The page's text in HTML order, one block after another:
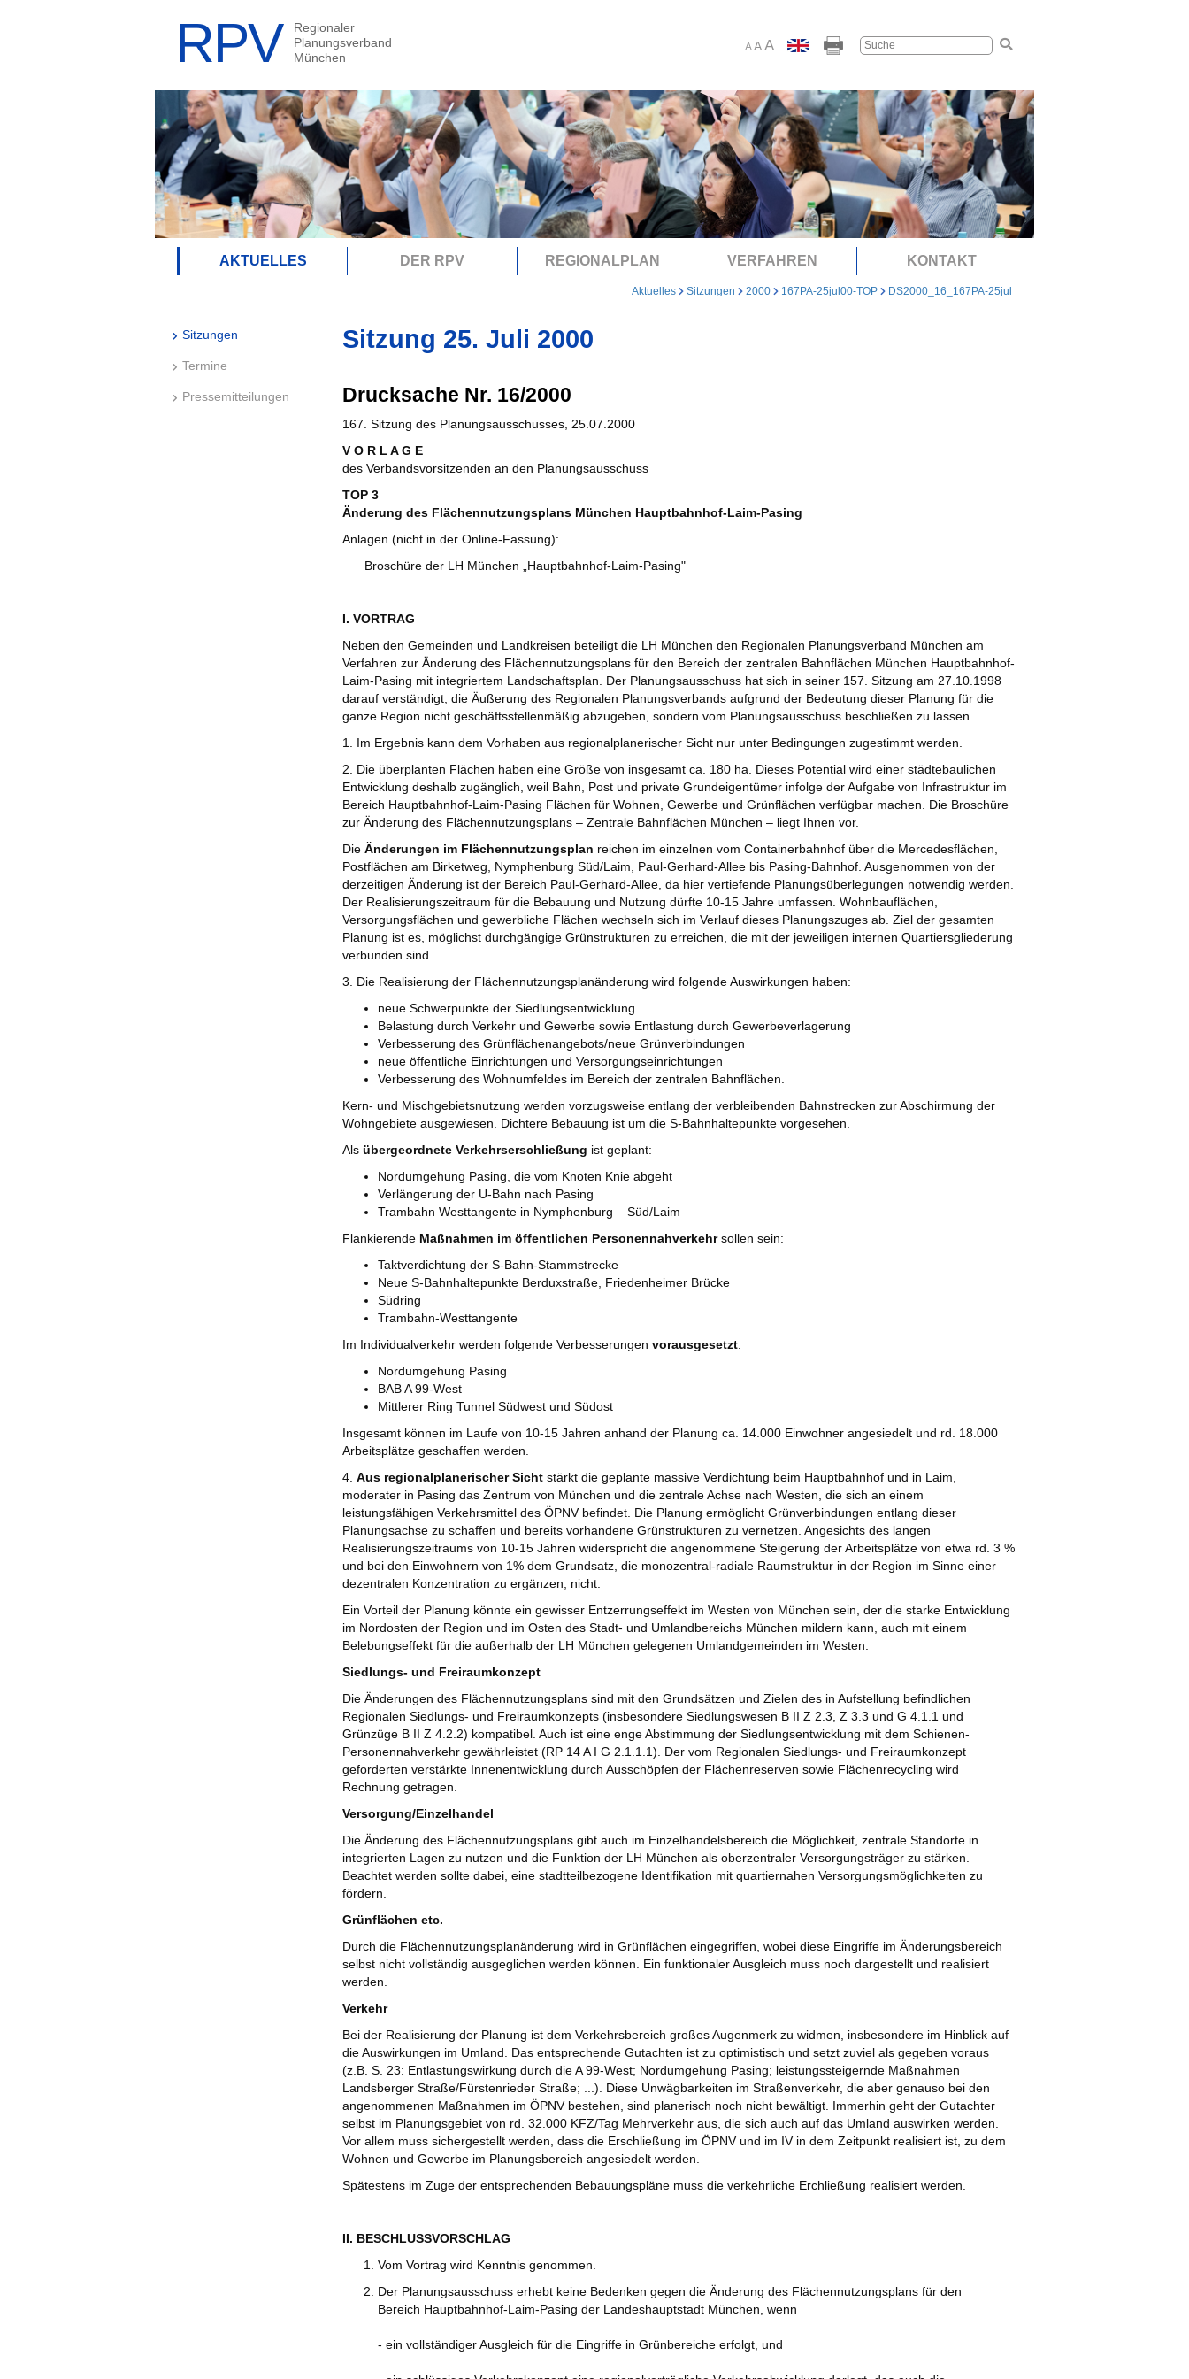
A AA
AKTUELLES DER RPV REGIONALPLAN VERFAHREN KONTAKT
Aktuelles Sitzungen 2000 167PA-25jul00-TOP DS2000_16_167PA-25jul
Sitzungen
Termine
Pressemitteilungen
Sitzung 25. Juli 2000
Drucksache Nr. 16/2000
167. Sitzung des Planungsausschusses, 25.07.2000
V O R L A G E
des Verbandsvorsitzenden an den Planungsausschuss
TOP 3
Änderung des Flächennutzungsplans München Hauptbahnhof-Laim-Pasing
Anlagen (nicht in der Online-Fassung):
Broschüre der LH München „Hauptbahnhof-Laim-Pasing"
I. VORTRAG
Neben den Gemeinden und Landkreisen beteiligt die LH München den Regionalen Planungsverband München am
Verfahren zur Änderung des Flächennutzungsplans für den Bereich der zentralen Bahnflächen München Hauptbahnhof-
Laim-Pasing mit integriertem Landschaftsplan. Der Planungsausschuss hat sich in seiner 157. Sitzung am 27.10.1998
darauf verständigt, die Äußerung des Regionalen Planungsverbands aufgrund der Bedeutung dieser Planung für die
ganze Region nicht geschäftsstellenmäßig abzugeben, sondern vom Planungsausschuss beschließen zu lassen.
1. Im Ergebnis kann dem Vorhaben aus regionalplanerischer Sicht nur unter Bedingungen zugestimmt werden.
2. Die überplanten Flächen haben eine Größe von insgesamt ca. 180 ha. Dieses Potential wird einer städtebaulichen
Entwicklung deshalb zugänglich, weil Bahn, Post und private Grundeigentümer infolge der Aufgabe von Infrastruktur im
Bereich Hauptbahnhof-Laim-Pasing Flächen für Wohnen, Gewerbe und Grünflächen verfügbar machen. Die Broschüre
zur Änderung des Flächennutzungsplans – Zentrale Bahnflächen München – liegt Ihnen vor.
Die Änderungen im Flächennutzungsplan reichen im einzelnen vom Containerbahnhof über die Mercedesflächen,
Postflächen am Birketweg, Nymphenburg Süd/Laim, Paul-Gerhard-Allee bis Pasing-Bahnhof. Ausgenommen von der
derzeitigen Änderung ist der Bereich Paul-Gerhard-Allee, da hier vertiefende Planungsüberlegungen notwendig werden.
Der Realisierungszeitraum für die Bebauung und Nutzung dürfte 10-15 Jahre umfassen. Wohnbauflächen,
Versorgungsflächen und gewerbliche Flächen wechseln sich im Verlauf dieses Planungszuges ab. Ziel der gesamten
Planung ist es, möglichst durchgängige Grünstrukturen zu erreichen, die mit der jeweiligen internen Quartiersgliederung
verbunden sind.
3. Die Realisierung der Flächennutzungsplanänderung wird folgende Auswirkungen haben:
neue Schwerpunkte der Siedlungsentwicklung
Belastung durch Verkehr und Gewerbe sowie Entlastung durch Gewerbeverlagerung
Verbesserung des Grünflächenangebots/neue Grünverbindungen
neue öffentliche Einrichtungen und Versorgungseinrichtungen
Verbesserung des Wohnumfeldes im Bereich der zentralen Bahnflächen.
Kern- und Mischgebietsnutzung werden vorzugsweise entlang der verbleibenden Bahnstrecken zur Abschirmung der
Wohngebiete ausgewiesen. Dichtere Bebauung ist um die S-Bahnhaltepunkte vorgesehen.
Als übergeordnete Verkehrserschließung ist geplant:
Nordumgehung Pasing, die vom Knoten Knie abgeht
Verlängerung der U-Bahn nach Pasing
Trambahn Westtangente in Nymphenburg – Süd/Laim
Flankierende Maßnahmen im öffentlichen Personennahverkehrsollen sein:
Taktverdichtung der S-Bahn-Stammstrecke
Neue S-Bahnhaltepunkte Berduxstraße, Friedenheimer Brücke
Südring
Trambahn-Westtangente
Im Individualverkehr werden folgende Verbesserungen vorausgesetzt:
Nordumgehung Pasing
BAB A 99-West
Mittlerer Ring Tunnel Südwest und Südost
Insgesamt können im Laufe von 10-15 Jahren anhand der Planung ca. 14.000 Einwohner angesiedelt und rd. 18.000
Arbeitsplätze geschaffen werden.
4. Aus regionalplanerischer Sichtstärkt die geplante massive Verdichtung beim Hauptbahnhof und in Laim,
moderater in Pasing das Zentrum von München und die zentrale Achse nach Westen, die sich an einem
leistungsfähigen Verkehrsmittel des ÖPNV befindet. Die Planung ermöglicht Grünverbindungen entlang dieser
Planungsachse zu schaffen und bereits vorhandene Grünstrukturen zu vernetzen. Angesichts des langen
Realisierungszeitraums von 10-15 Jahren widerspricht die angenommene Steigerung der Arbeitsplätze von etwa rd. 3 %
und bei den Einwohnern von 1% dem Grundsatz, die monozentral-radiale Raumstruktur in der Region im Sinne einer
dezentralen Konzentration zu ergänzen, nicht.
Ein Vorteil der Planung könnte ein gewisser Entzerrungseffekt im Westen von München sein, der die starke Entwicklung
im Nordosten der Region und im Osten des Stadt- und Umlandbereichs München mildern kann, auch mit einem
Belebungseffekt für die außerhalb der LH München gelegenen Umlandgemeinden im Westen.
Siedlungs- und Freiraumkonzept
Die Änderungen des Flächennutzungsplans sind mit den Grundsätzen und Zielen des in Aufstellung befindlichen
Regionalen Siedlungs- und Freiraumkonzepts (insbesondere Siedlungswesen B II Z 2.3, Z 3.3 und G 4.1.1 und
Grünzüge B II Z 4.2.2) kompatibel. Auch ist eine enge Abstimmung der Siedlungsentwicklung mit dem Schienen-
Personennahverkehr gewährleistet (RP 14 A I G 2.1.1.1). Der vom Regionalen Siedlungs- und Freiraumkonzept
geforderten verstärkte Innenentwicklung durch Ausschöpfen der Flächenreserven sowie Flächenrecycling wird
Rechnung getragen.
Versorgung/Einzelhandel
Die Änderung des Flächennutzungsplans gibt auch im Einzelhandelsbereich die Möglichkeit, zentrale Standorte in
integrierten Lagen zu nutzen und die Funktion der LH München als oberzentraler Versorgungsträger zu stärken.
Beachtet werden sollte dabei, eine stadtteilbezogene Identifikation mit quartiernahen Versorgungsmöglichkeiten zu
fördern.
Grünflächen etc.
Durch die Flächennutzungsplanänderung wird in Grünflächen eingegriffen, wobei diese Eingriffe im Änderungsbereich
selbst nicht vollständig ausgeglichen werden können. Ein funktionaler Ausgleich muss noch dargestellt und realisiert
werden.
Verkehr
Bei der Realisierung der Planung ist dem Verkehrsbereich großes Augenmerk zu widmen, insbesondere im Hinblick auf
die Auswirkungen im Umland. Das entsprechende Gutachten ist zu optimistisch und setzt zuviel als gegeben voraus
(z.B. S. 23: Entlastungswirkung durch die A 99-West; Nordumgehung Pasing; leistungssteigernde Maßnahmen
Landsberger Straße/Fürstenrieder Straße; ...). Diese Unwägbarkeiten im Straßenverkehr, die aber genauso bei den
angenommenen Maßnahmen im ÖPNV bestehen, sind planerisch noch nicht bewältigt. Immerhin geht der Gutachter
selbst im Planungsgebiet von rd. 32.000 KFZ/Tag Mehrverkehr aus, die sich auch auf das Umland auswirken werden.
Vor allem muss sichergestellt werden, dass die Erschließung im ÖPNV und im IV in dem Zeitpunkt realisiert ist, zu dem
Wohnen und Gewerbe im Planungsbereich angesiedelt werden.
Spätestens im Zuge der entsprechenden Bebauungspläne muss die verkehrliche Erchließung realisiert werden.
II. BESCHLUSSVORSCHLAG
Vom Vortrag wird Kenntnis genommen.
Der Planungsausschuss erhebt keine Bedenken gegen die Änderung des Flächennutzungsplans für den
Bereich Hauptbahnhof-Laim-Pasing der Landeshauptstadt München, wenn
- ein vollständiger Ausgleich für die Eingriffe in Grünbereiche erfolgt, und